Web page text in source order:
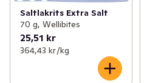
Saltlakrits Extra Salt
70 g, Wellibites
25,51 kr
364,43 kr /kg